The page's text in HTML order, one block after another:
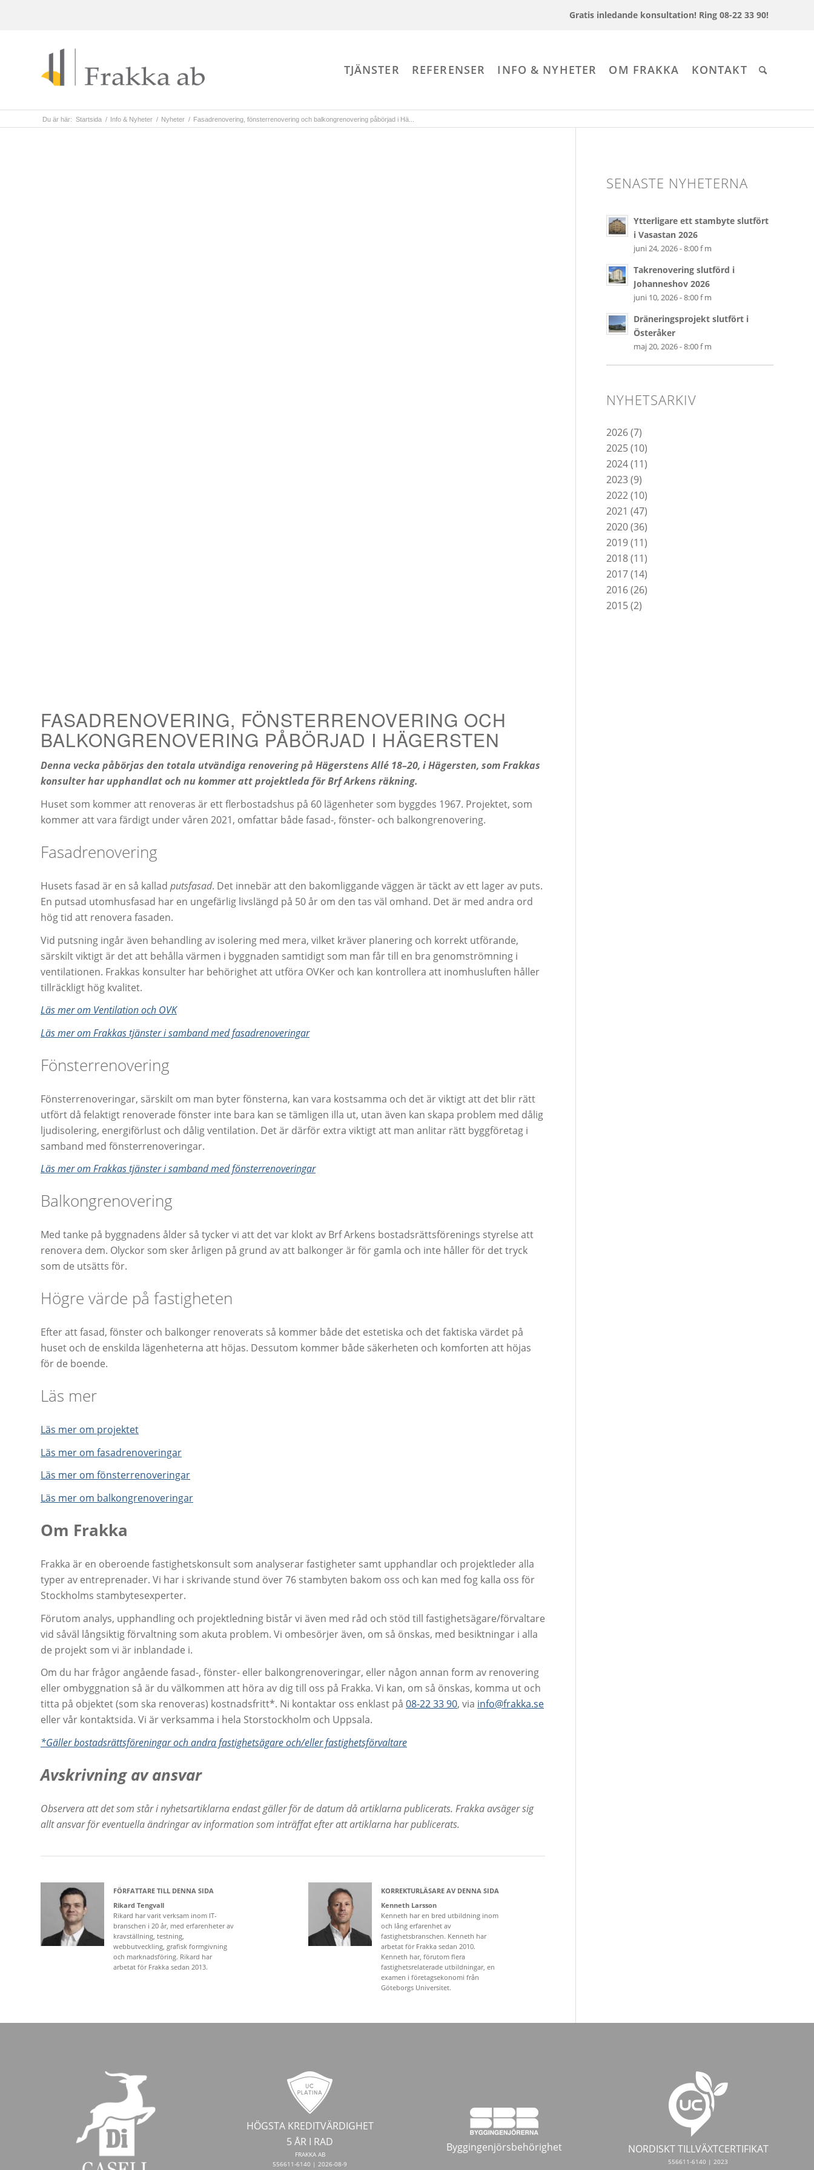
Gratis inledande konsultation! Ring 08-22 33 90!
TJÄNSTER REFERENSER INFO & NYHETER OM FRAKKA KONTAKT
Du är här: Startsida / Info & Nyheter / Nyheter / Fasadrenovering, fönsterrenovering och balkongrenovering påbörjad i Hä...
FASADRENOVERING, FÖNSTERRENOVERING OCH
BALKONGRENOVERING PÅBÖRJAD I HÄGERSTEN
Denna vecka påbörjas den totala utvändiga renovering på Hägerstens Allé 18–20, i Hägersten, som Frakkas
konsulter har upphandlat och nu kommer att projektleda för Brf Arkens räkning.
Huset som kommer att renoveras är ett flerbostadshus på 60 lägenheter som byggdes 1967. Projektet, som
kommer att vara färdigt under våren 2021, omfattar både fasad-, fönster- och balkongrenovering.
Fasadrenovering
Husets fasad är en så kallad putsfasad. Det innebär att den bakomliggande väggen är täckt av ett lager av puts.
En putsad utomhusfasad har en ungefärlig livslängd på 50 år om den tas väl omhand. Det är med andra ord
hög tid att renovera fasaden.
Vid putsning ingår även behandling av isolering med mera, vilket kräver planering och korrekt utförande,
särskilt viktigt är det att behålla värmen i byggnaden samtidigt som man får till en bra genomströmning i
ventilationen. Frakkas konsulter har behörighet att utföra OVKer och kan kontrollera att inomhusluften håller
tillräckligt hög kvalitet.
Läs mer om Ventilation och OVK
Läs mer om Frakkas tjänster i samband med fasadrenoveringar
Fönsterrenovering
Fönsterrenoveringar, särskilt om man byter fönsterna, kan vara kostsamma och det är viktigt att det blir rätt
utfört då felaktigt renoverade fönster inte bara kan se tämligen illa ut, utan även kan skapa problem med dålig
ljudisolering, energiförlust och dålig ventilation. Det är därför extra viktigt att man anlitar rätt byggföretag i
samband med fönsterrenoveringar.
Läs mer om Frakkas tjänster i samband med fönsterrenoveringar
Balkongrenovering
Med tanke på byggnadens ålder så tycker vi att det var klokt av Brf Arkens bostadsrättsförenings styrelse att
renovera dem. Olyckor som sker årligen på grund av att balkonger är för gamla och inte håller för det tryck
som de utsätts för.
Högre värde på fastigheten
Efter att fasad, fönster och balkonger renoverats så kommer både det estetiska och det faktiska värdet på
huset och de enskilda lägenheterna att höjas. Dessutom kommer både säkerheten och komforten att höjas
för de boende.
Läs mer
Läs mer om projektet
Läs mer om fasadrenoveringar
Läs mer om fönsterrenoveringar
Läs mer om balkongrenoveringar
Om Frakka
Frakka är en oberoende fastighetskonsult som analyserar fastigheter samt upphandlar och projektleder alla
typer av entreprenader. Vi har i skrivande stund över 76 stambyten bakom oss och kan med fog kalla oss för
Stockholms stambytesexperter.
Förutom analys, upphandling och projektledning bistår vi även med råd och stöd till fastighetsägare/förvaltare
vid såväl långsiktig förvaltning som akuta problem. Vi ombesörjer även, om så önskas, med besiktningar i alla
de projekt som vi är inblandade i.
Om du har frågor angående fasad-, fönster- eller balkongrenoveringar, eller någon annan form av renovering
eller ombyggnation så är du välkommen att höra av dig till oss på Frakka. Vi kan, om så önskas, komma ut och
titta på objektet (som ska renoveras) kostnadsfritt*. Ni kontaktar oss enklast på 08-22 33 90, via info@frakka.se
eller vår kontaktsida. Vi är verksamma i hela Storstockholm och Uppsala.
*Gäller bostadsrättsföreningaroch andra fastighetsägare och/eller fastighetsförvaltare
Avskrivning av ansvar
Observera att det som står i nyhetsartiklarna endast gäller för de datum då artiklarna publicerats. Frakka avsäger sig
allt ansvar för eventuella ändringar av information som inträffat efter att artiklarna har publicerats.
FÖRFATTARE TILL DENNA SIDA
Rikard Tengvall
Rikard har varit verksam inom IT-
branschen i 20 år, med erfarenheter av
kravställning, testning,
webbutveckling, grafisk formgivning
och marknadsföring. Rikard har
arbetat för Frakka sedan 2013.
KORREKTURLÄSARE AV DENNA SIDA
Kenneth Larsson
Kenneth har en bred utbildning inom
och lång erfarenhet av
fastighetsbranschen. Kenneth har
arbetat för Frakka sedan 2010.
Kenneth har, förutom flera
fastighetsrelaterade utbildningar, en
examen i företagsekonomi från
Göteborgs Universitet.
SENASTE NYHETERNA
Ytterligare ett stambyte slutfört
i Vasastan 2026
juni 24, 2026 - 8:00 f m
Takrenovering slutförd i
Johanneshov 2026
juni 10, 2026 - 8:00 f m
Dräneringsprojekt slutfört i
Österåker
maj 20, 2026 - 8:00 f m
NYHETSARKIV
2026(7)
2025(10)
2024(11)
2023(9)
2022(10)
2021 (47)
2020(36)
2019(11)
2018(11)
2017(14)
2016(26)
2015(2)
HÖGSTA KREDITVÄRDIGHET
5 ÅR I RAD
FRAKKA AB
556611-6140 | 2026-08-9
Byggingenjörsbehörighet NORDISKT TILLVÄXTCERTIFIKAT
556611-6140 | 2023